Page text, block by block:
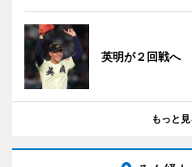
英明が２回戦へ
もっと見